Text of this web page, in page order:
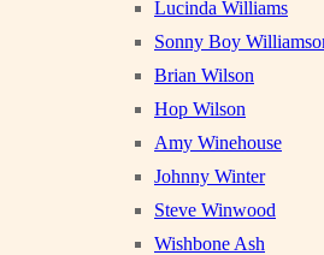
Lucinda Williams
Sonny Boy
Brian Wilson
Hop Wilson
Amy Winehouse
Johnny Winter
Steve Winwood
Wishbone Ash